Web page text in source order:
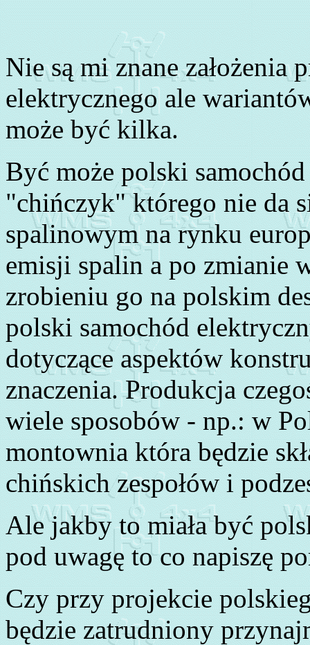
Nie są mi znane założenia
elektrycznego ale
może być kilka.
Być może polski
"chińczyk" którego nie da
spalinowym na rynku
emisji spalin a po zmianie
zrobieniu go na polskim
polski samochód
dotyczące aspektów
znaczenia. Produkcja
wiele sposobów - np.: w
montownia która będzie
chińskich zespołów i
Ale jakby to miała być
pod uwagę to co napiszę
Czy przy projekcie
będzie zatrudniony